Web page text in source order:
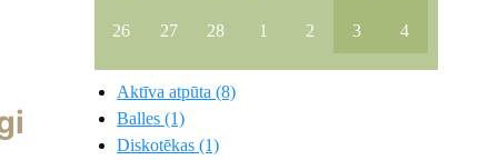
26 27 28 1 2 3 4
Aktīva atpūta (8)
Balles (1)
Diskotēkas (1)